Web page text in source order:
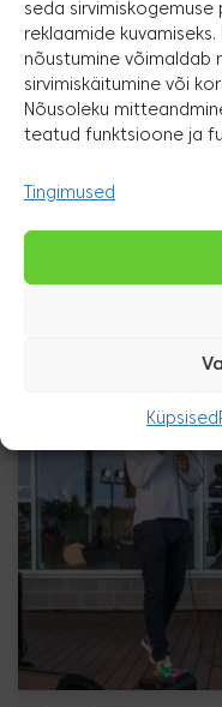
seda sirvimiskogemuse
reklaamide
nõustumine võimaldab
sirvimiskäitumine või
Nõusoleku
teatud funktsioone ja
Tingimused
Küpsised